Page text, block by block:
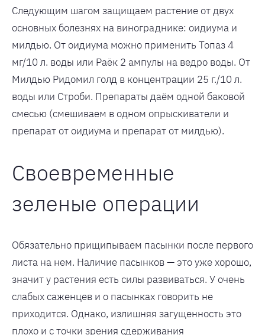
Следующим шагом защищаем растение от двух
основных болезнях на винограднике: оидиума и
милдью. От оидиума можно применить Топаз 4
мг/10 л. воды или Раёк 2 ампулы на ведро воды. От
Милдью Ридомил голд в концентрации 25 г./10 л.
воды или Строби. Препараты даём одной баковой
смесью (смешиваем в одном опрыскиватели и
препарат от оидиума и препарат от милдью).
Своевременные
зеленые операции
Обязательно прищипываем пасынки после первого
листа на нем. Наличие пасынков — это уже хорошо,
значит у растения есть силы развиваться. У очень
слабых саженцев и о пасынках говорить не
приходится. Однако, излишняя загущенность это
плохо и с точки зрения сдерживания